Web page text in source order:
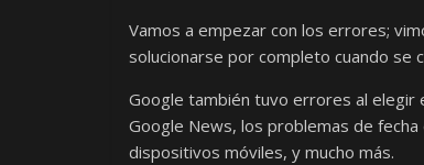
Vamos a empezar con los errores;
solucionarse por completo cuando se
Google también tuvo errores al elegir
Google News, los problemas de
dispositivos móviles, y mucho más.